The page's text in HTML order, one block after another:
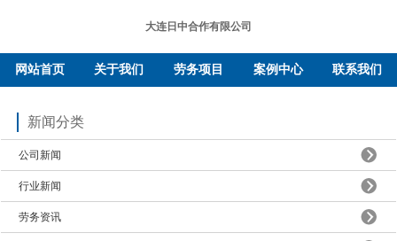
大连日中合作有限公司
网站首页 关于我们 劳务项目 案例中心 联系我们
新闻分类
公司新闻
行业新闻
劳务资讯